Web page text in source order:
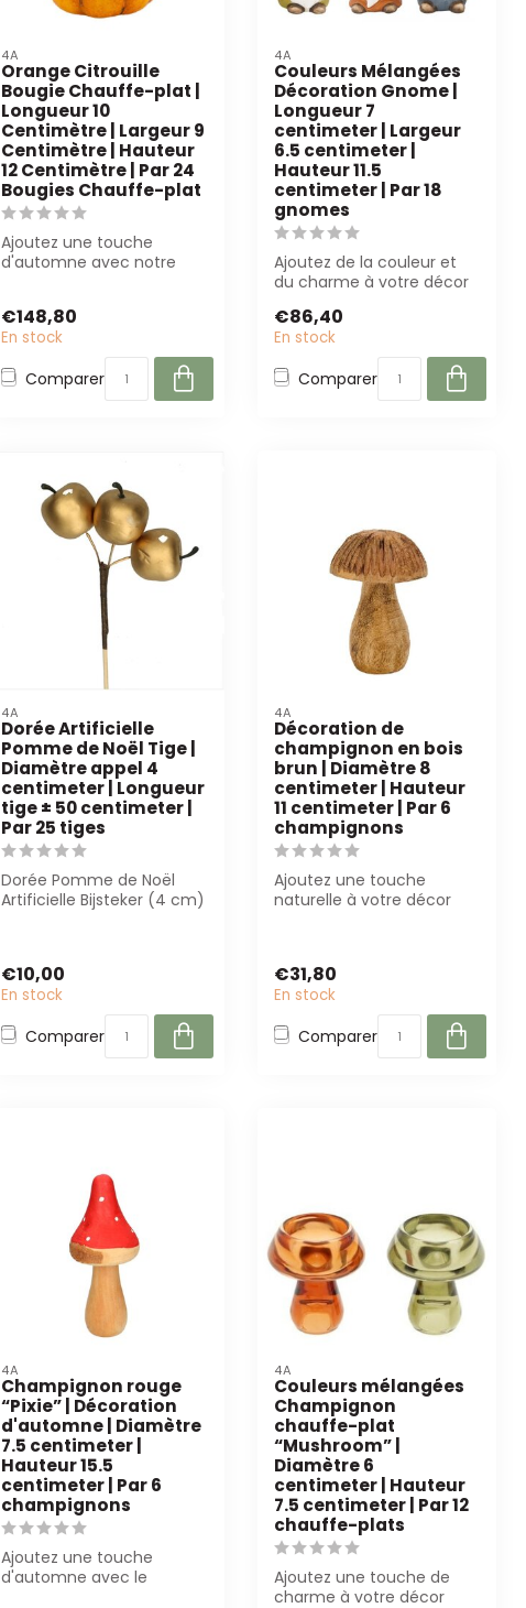
4A
Orange Citrouille
Bougie Chauffe-plat |
Longueur 10
Centimètre | Largeur 9
Centimètre | Hauteur
12 Centimètre | Par 24
Bougies Chauffe-plat
Ajoutez une touche
d'automne avec notre
€148,80
En stock
Comparer
4A
Couleurs Mélangées
Décoration Gnome |
Longueur 7
centimeter | Largeur
6.5 centimeter |
Hauteur 11.5
centimeter | Par 18
gnomes
Ajoutez de la couleur et
du charme à votre décor
couleurs mé...
€86,40
En stock
Comparer
4A
Dorée Artificielle
Pomme de Noël Tige |
Diamètre appel 4
centimeter | Longueur
tige ± 50 centimeter |
Par 25 tiges
Dorée Pomme de Noël
Artificielle Bijsteker (4 cm)
€10,00
En stock
Comparer
4A
Décoration de
champignon en bois
brun | Diamètre 8
centimeter | Hauteur
11 centimeter | Par 6
champignons
Ajoutez une touche
naturelle à votre décor
€31,80
En stock
Comparer
4A
Champignon rouge
“Pixie” | Décoration
d'automne | Diamètre
7.5 centimeter |
Hauteur 15.5
centimeter | Par 6
champignons
Ajoutez une touche
d'automne avec le
4A
Couleurs mélangées
Champignon
chauffe-plat
“Mushroom” |
Diamètre 6
centimeter | Hauteur
7.5 centimeter | Par 12
chauffe-plats
Ajoutez une touche de
charme à votre décor